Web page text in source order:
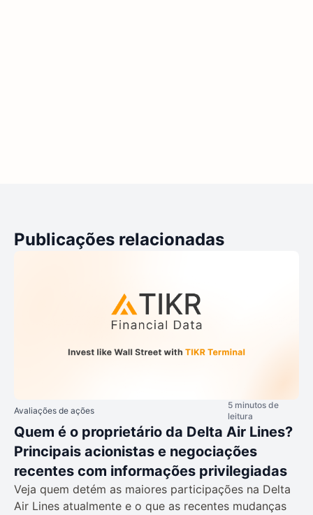
Publicações relacionadas
Avaliações de ações
5 minutos de
leitura
Quem é o proprietário da Delta Air Lines?
Principais acionistas e negociações
recentes com informações privilegiadas
Veja quem detém as maiores participações na Delta
Air Lines atualmente e o que as recentes mudanças